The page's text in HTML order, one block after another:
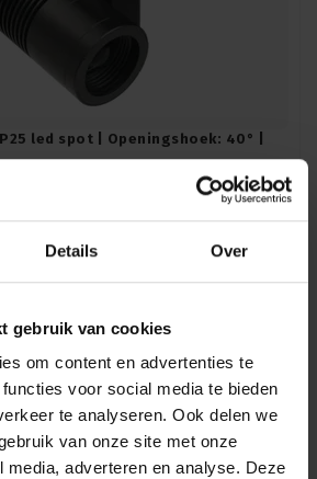
Details Over
gebruik van cookies
om content en advertenties te
voor social media te bieden
te analyseren. Ook delen we
van onze site met onze
media, adverteren en analyse. Deze
led spot | Openingshoek: 40° |